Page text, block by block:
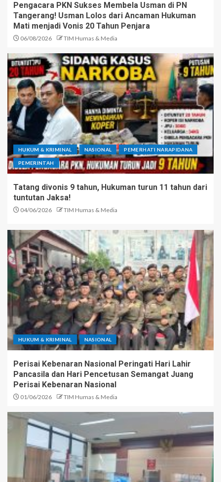
Pengacara PKN Sukses Membela Usman di PN
Tangerang! Usman Lolos dari Ancaman Hukuman
Mati menjadi Vonis 20 Tahun Penjara
06/08/2026 TIM Humas & Media
HUKUM & KRIMINAL NASIONAL PEMERHATI NARAPIDANA
PEMERINTAH
Tatang divonis 9 tahun, Hukuman turun 11 tahun dari
tuntutan Jaksa!
04/06/2026 TIM Humas & Media
HUKUM & KRIMINAL NASIONAL
Perisai Kebenaran Nasional Peringati Hari Lahir
Pancasila dan Hari Pencetusan Semangat Juang
Perisai Kebenaran Nasional
01/06/2026 TIM Humas & Media